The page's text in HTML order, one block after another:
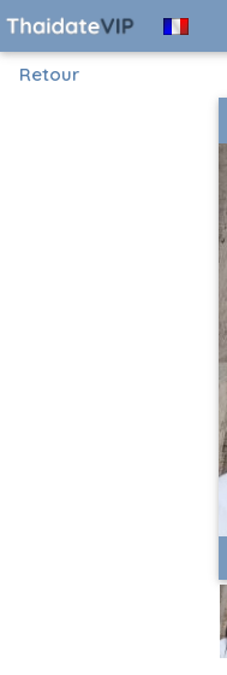
Retour